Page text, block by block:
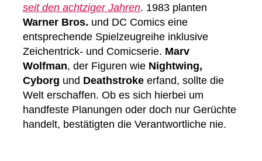
seit den achtziger Jahren. 1983 planten
Warner Bros. und DC Comics eine
entsprechende Spielzeugreihe inklusive
Zeichentrick- und Comicserie. Marv
Wolfman, der Figuren wie Nightwing,
Cyborg und Deathstroke erfand, sollte die
Welt erschaffen. Ob es sich hierbei um
handfeste Planungen oder doch nur Gerüchte
handelt, bestätigten die Verantwortliche nie.